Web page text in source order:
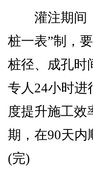
灌注期间，
桩一表”制，
桩径、成孔时
专人24小时进
度提升施工效
期，在90天内
(完)